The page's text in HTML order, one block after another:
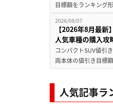
目標額をランキング
2026/08/07
【2026年8月最
人気車種の購入攻
コンパクトSUV値引
両本体の値引き目標
人気記事ラ